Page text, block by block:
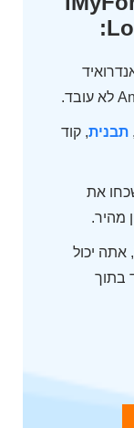
, תבנית, קוד
את
מהיר.
עם iMyFone LockWiper (Android), אתה יכול
בתוך